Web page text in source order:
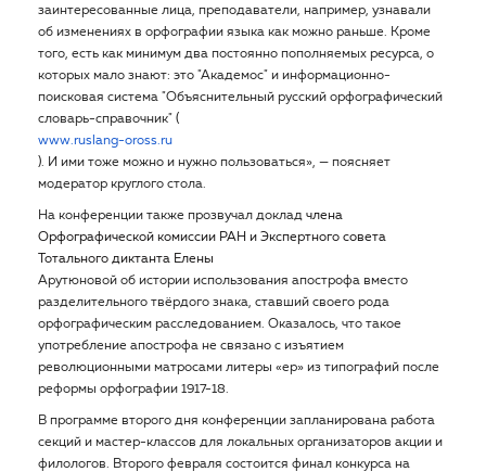
заинтересованные лица, преподаватели, например, узнавали
об изменениях в орфографии языка как можно раньше. Кроме
того, есть как минимум два постоянно пополняемых ресурса, о
которых мало знают: это "Академос" и информационно-
поисковая система "Объяснительный русский орфографический
словарь-справочник" (
www.ruslang-oross.ru
). И ими тоже можно и нужно пользоваться», — поясняет
модератор круглого стола.
На конференции также прозвучал доклад члена
Орфографической комиссии РАН и Экспертного совета
Тотального диктанта Елены
Арутюновой об истории использования апострофа вместо
разделительного твёрдого знака, ставший своего рода
орфографическим расследованием. Оказалось, что такое
употребление апострофа не связано с изъятием
революционными матросами литеры «ер» из типографий после
реформы орфографии 1917-18.
В программе второго дня конференции запланирована работа
секций и мастер-классов для локальных организаторов акции и
филологов. Второго февраля состоится финал конкурса на